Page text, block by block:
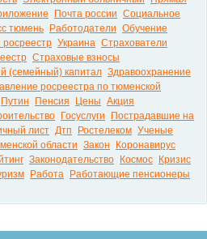
Почта россии Социальное
тюмень Работодатели Обучение
Украина Страхователи
Страховые взносы
(семейный) капитал Здравоохранение
росреестра по тюменской
Путин Пенсия Цены Акция
Госуслуги
Пострадавшие на
лист Дтп Ростелеком Ученые
области Закон
Коронавирус
Законодательство Космос
Кризис
Работа
Работающие пенсионеры